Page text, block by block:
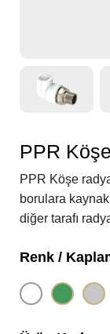
PPR
PPR Köşe
borulara
diğer tarafı
Renk /